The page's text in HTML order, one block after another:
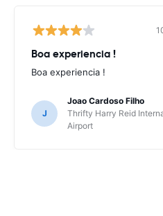
Boa experiencia !
Boa experiencia !
J
Joao Cardoso Filho
Thrifty Harry Reid
Airport